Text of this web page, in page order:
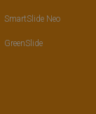
SmartSlide Neo
GreenSlide